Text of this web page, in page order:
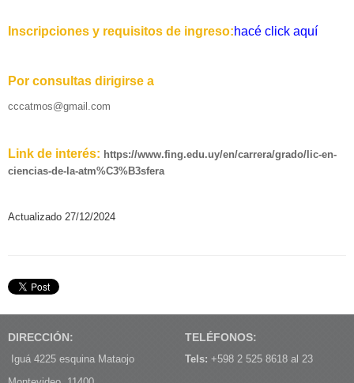
Inscripciones y requisitos de ingreso:hacé click aquí
Por consultas dirigirse a
cccatmos@gmail.com
Link de interés: https://www.fing.edu.uy/en/carrera/grado/lic-en-
ciencias-de-la-atm%C3%B3sfera
Actualizado 27/12/2024
DIRECCIÓN:
Iguá 4225 esquina Mataojo
TELÉFONOS:
Tels: +598 2 525 8618 al 23